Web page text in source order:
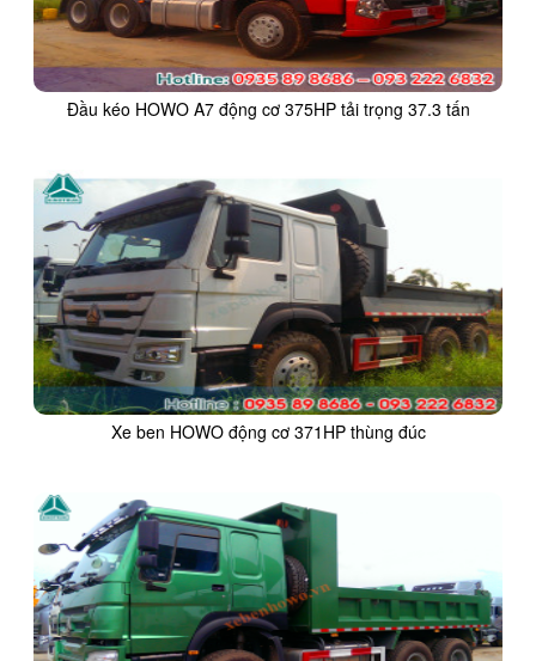
Đầu kéo HOWO A7 động cơ 375HP tải trọng 37.3 tấn
Xe ben HOWO động cơ 371HP thùng đúc